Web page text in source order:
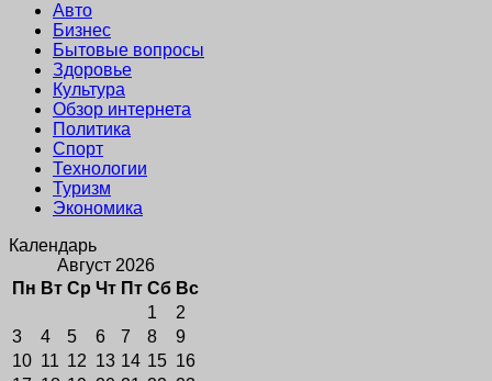
Авто
Бизнес
Бытовые вопросы
Здоровье
Культура
Обзор интернета
Политика
Спорт
Технологии
Туризм
Экономика
Календарь
Август 2026
Пн Вт Ср Чт Пт Сб Вс
1
2
3
4 5 6 7 8
9
10 11 12 13 14 15 16